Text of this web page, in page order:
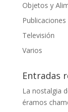
Objetos y
Publicaciones
Televisión
Varios
Entradas
La nostalgia
éramos